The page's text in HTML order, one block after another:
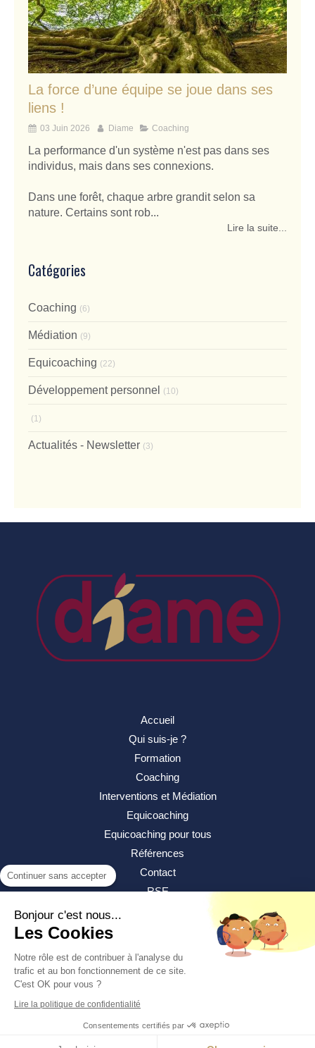
La force d’une équipe se joue dans ses
liens !
03 Juin 2026 Diame Coaching
La performance d'un système n'est pas dans ses
individus, mais dans ses connexions.
Dans une forêt, chaque arbre grandit selon sa
nature. Certains sont rob...
Lire la suite...
Catégories
Coaching (6)
Médiation (9)
Equicoaching (22)
Développement personnel (10)
(1)
Actualités - Newsletter (3)
Accueil
Qui suis-je ?
Formation
Coaching
Interventions et Médiation
Equicoaching
Equicoaching pour tous
Références
Contact
RSE
Mentions légales
Continuer sans accepter
Bonjour c'est nous...
Les Cookies
Notre rôle est de contribuer à l'analyse du
trafic et au bon fonctionnement de ce site.
C'est OK pour vous ?
Lire la politique de confidentialité
Consentements certifiés par